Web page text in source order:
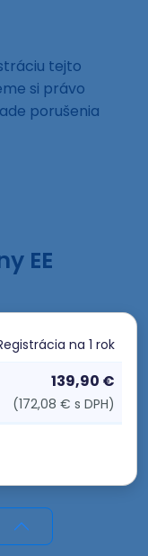
tejto
si právo
porušenia
EE
na 1 rok
139,90 €
(172,08 € s DPH)